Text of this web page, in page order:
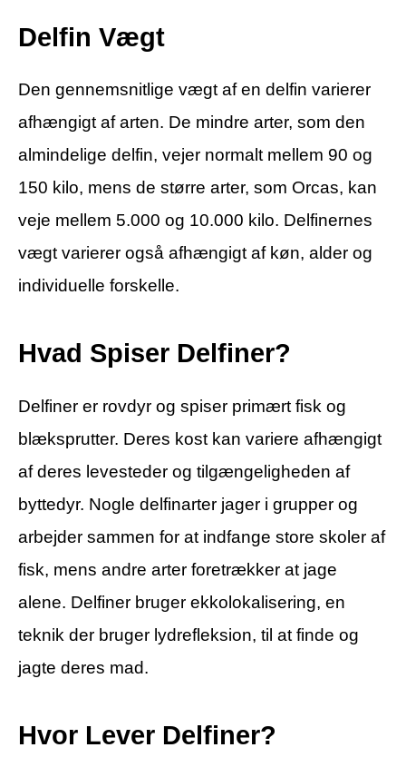
Delfin Vægt
Den gennemsnitlige vægt af en delfin varierer
afhængigt af arten. De mindre arter, som den
almindelige delfin, vejer normalt mellem 90 og
150 kilo, mens de større arter, som Orcas, kan
veje mellem 5.000 og 10.000 kilo. Delfinernes
vægt varierer også afhængigt af køn, alder og
individuelle forskelle.
Hvad Spiser Delfiner?
Delfiner er rovdyr og spiser primært fisk og
blæksprutter. Deres kost kan variere afhængigt
af deres levesteder og tilgængeligheden af
byttedyr. Nogle delfinarter jager i grupper og
arbejder sammen for at indfange store skoler af
fisk, mens andre arter foretrækker at jage
alene. Delfiner bruger ekkolokalisering, en
teknik der bruger lydrefleksion, til at finde og
jagte deres mad.
Hvor Lever Delfiner?